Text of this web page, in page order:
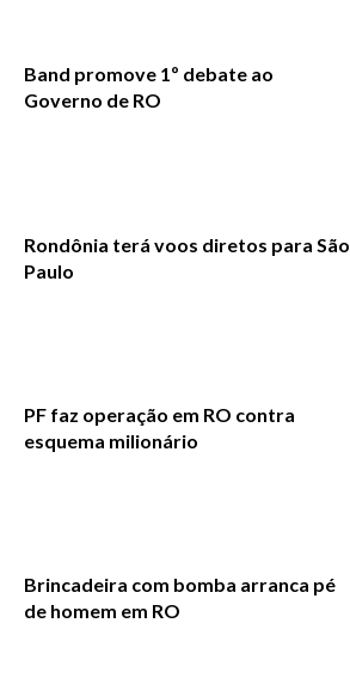
Band promove 1º debate ao
Governo de RO
Rondônia terá voos diretos para São
Paulo
PF faz operação em RO contra
esquema milionário
Brincadeira com bomba arranca pé
de homem em RO